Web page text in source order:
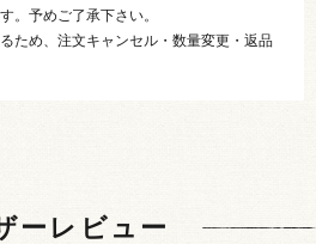
。予めご了承下さい。
ため、注文キャンセル・数量変更・返品
ーレビュー